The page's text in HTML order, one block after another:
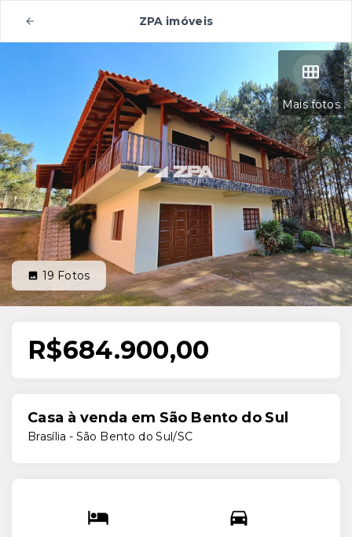
ZPA imóveis
Mais fotos
19 Fotos
R$684.900,00
Casa à venda em São Bento do Sul
Brasília - São Bento do Sul/SC